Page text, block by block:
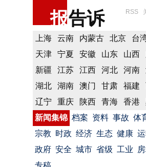
报告诉 RSS
上海 云南 内蒙古 北京 台
天津
宁夏 安徽 山东 山西
新疆
江苏 江西 河北 河南
湖北
湖南 澳门 甘肃 福建
辽宁
重庆 陕西 青海 香港
新闻集锦 档案 资料 事故 体
宗教 时政 经济 生态 健康
政府 安全 城市 省级 工业
专稿